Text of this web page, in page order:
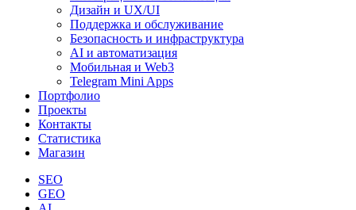
Дизайн и UX/UI
Поддержка и обслуживание
Безопасность и инфраструктура
AI и автоматизация
Мобильная и Web3
Telegram Mini Apps
Портфолио
Проекты
Контакты
Статистика
Магазин
SEO
GEO